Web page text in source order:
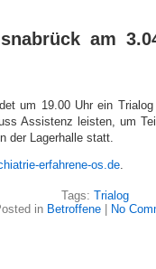
am
um 19.00 Uhr ein
Assistenz leisten, um
der Lagerhalle statt.
erfahrene-os.de.
Tags: Trialog
in Betroffene No